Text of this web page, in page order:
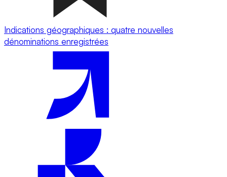
Indications géographiques : quatre nouvelles
dénominations enregistrées